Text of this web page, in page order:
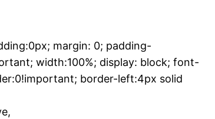
margin: 0; padding-
width:100%; display: block; font-
border-left:4px solid